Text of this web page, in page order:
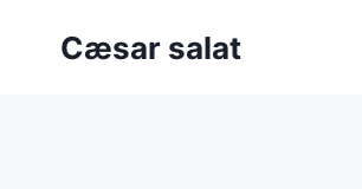
Cæsar salat